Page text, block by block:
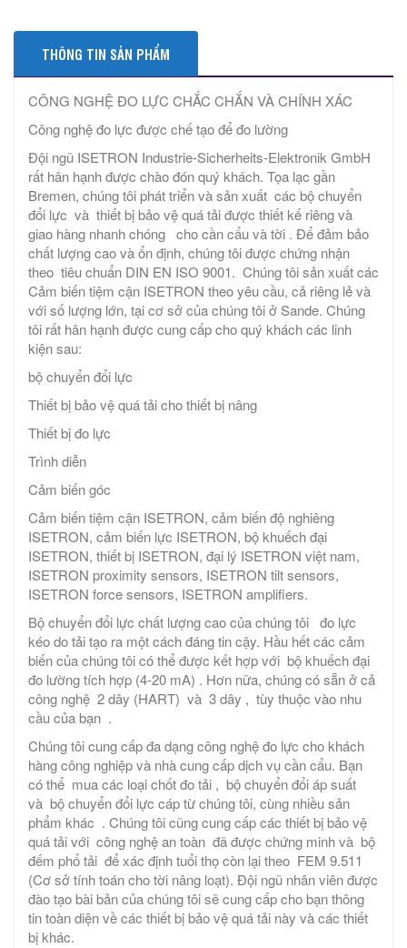
THÔNG TIN SẢN PHẨM
CÔNG NGHỆ ĐO LỰC CHẮC CHẮN VÀ CHÍNH XÁC
Công nghệ đo lực được chế tạo để đo lường
Đội ngũ ISETRON Industrie-Sicherheits-Elektronik GmbH
rất hân hạnh được chào đón quý khách. Tọa lạc gần
Bremen, chúng tôi phát triển và sản xuất các bộ chuyển
đổi lực và thiết bị bảo vệ quá tải được thiết kế riêng và
giao hàng nhanh chóng cho cần cẩu và tời . Để đảm bảo
chất lượng cao và ổn định, chúng tôi được chứng nhận
theo tiêu chuẩn DIN EN ISO 9001. Chúng tôi sản xuất các
Cảm biến tiệm cận ISETRON theo yêu cầu, cả riêng lẻ và
với số lượng lớn, tại cơ sở của chúng tôi ở Sande. Chúng
tôi rất hân hạnh được cung cấp cho quý khách các linh
kiện sau:
bộ chuyển đổi lực
Thiết bị bảo vệ quá tải cho thiết bị nâng
Thiết bị đo lực
Trình diễn
Cảm biến góc
Cảm biến tiệm cận ISETRON, cảm biến độ nghiêng
ISETRON, cảm biến lực ISETRON, bộ khuếch đại
ISETRON, thiết bị ISETRON, đại lý ISETRON việt nam,
ISETRON proximity sensors, ISETRON tilt sensors,
ISETRON force sensors, ISETRON amplifiers.
Bộ chuyển đổi lực chất lượng cao của chúng tôi đo lực
kéo do tải tạo ra một cách đáng tin cậy. Hầu hết các cảm
biến của chúng tôi có thể được kết hợp với bộ khuếch đại
đo lường tích hợp (4-20 mA) . Hơn nữa, chúng có sẵn ở cả
công nghệ 2 dây (HART) và 3 dây , tùy thuộc vào nhu
cầu của bạn .
Chúng tôi cung cấp đa dạng công nghệ đo lực cho khách
hàng công nghiệp và nhà cung cấp dịch vụ cần cẩu. Bạn
có thể mua các loại chốt đo tải , bộ chuyển đổi áp suất
và bộ chuyển đổi lực cáp từ chúng tôi, cùng nhiều sản
phẩm khác . Chúng tôi cũng cung cấp các thiết bị bảo vệ
quá tải với công nghệ an toàn đã được chứng minh và bộ
đếm phổ tải để xác định tuổi thọ còn lại theo FEM 9.511
(Cơ sở tính toán cho tời nâng loạt). Đội ngũ nhân viên được
đào tạo bài bản của chúng tôi sẽ cung cấp cho bạn thông
tin toàn diện về các thiết bị bảo vệ quá tải này và các thiết
bị khác.